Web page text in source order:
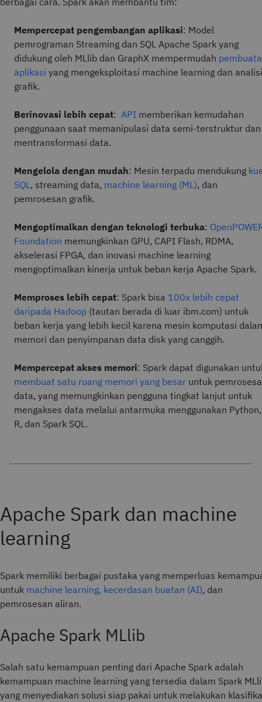
Mempercepat pengembangan aplikasi: Model
pemrograman Streaming dan SQL Apache Spark yang
didukung oleh MLlib dan GraphX mempermudah
aplikasi yang mengeksploitasi machine learning dan
grafik.
Berinovasi lebih cepat: API memberikan kemudahan
penggunaan saat memanipulasi data semi-terstruktur dan
mentransformasi data.
Mengelola dengan mudah: Mesin terpadu mendukung
SQL , streaming data, machine learning (ML), dan
pemrosesan grafik.
Mengoptimalkan dengan teknologi terbuka:
Foundation memungkinkan GPU, CAPI Flash, RDMA,
akselerasi FPGA, dan inovasi machine learning
mengoptimalkan kinerja untuk beban kerja Apache Spark.
Memproses lebih cepat: Spark bisa 100x lebih cepat
daripada Hadoop (tautan berada di luar ibm.com) untuk
beban kerja yang lebih kecil karena mesin komputasi
memori dan penyimpanan data disk yang canggih.
Mempercepat akses memori: Spark dapat digunakan
membuat satu ruang memori yang besar untuk
data, yang memungkinkan pengguna tingkat lanjut untuk
mengakses data melalui antarmuka menggunakan Python,
R, dan Spark SQL.
Spark memiliki berbagai pustaka yang memperluas
untuk machine learning, kecerdasan buatan (AI), dan
pemrosesan aliran.
Apache Spark MLlib
Salah satu kemampuan penting dari Apache Spark adalah
kemampuan machine learning yang tersedia dalam Spark
yang menyediakan solusi siap pakai untuk melakukan